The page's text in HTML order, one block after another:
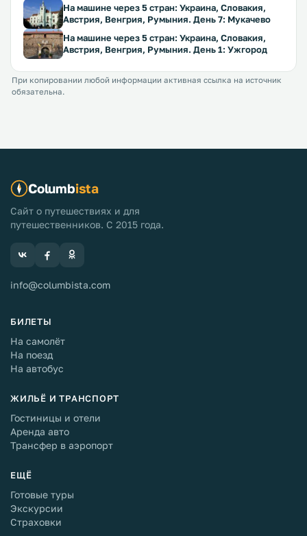
На машине через 5 стран: Украина, Словакия,
Австрия, Венгрия, Румыния. День 7: Мукачево
На машине через 5 стран: Украина, Словакия,
Австрия, Венгрия, Румыния. День 1: Ужгород
При копировании любой информации активная ссылка на источник
обязательна.
Columbista
Сайт о путешествиях и для
путешественников. С 2015 года.
info@columbista.com
БИЛЕТЫ
На самолёт
На поезд
На автобус
ЖИЛЬЁ И ТРАНСПОРТ
Гостиницы и отели
Аренда авто
Трансфер в аэропорт
ЕЩЁ
Готовые туры
Экскурсии
Страховки